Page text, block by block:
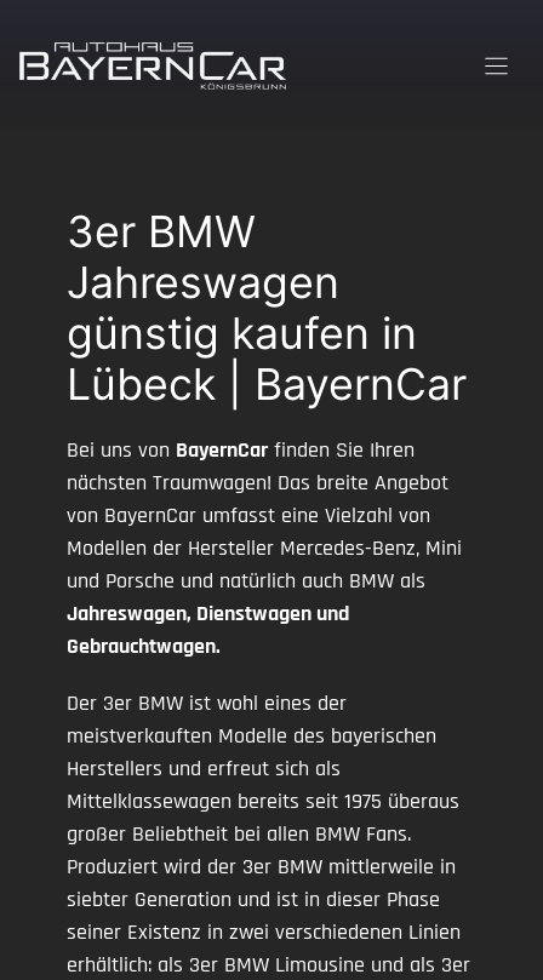
Inhalt
springen
3er BMW
Jahreswagen
günstig kaufen in
Lübeck | BayernCar
Bei uns von BayernCar finden Sie Ihren
nächsten Traumwagen! Das breite Angebot
von BayernCar umfasst eine Vielzahl von
Modellen der Hersteller Mercedes-Benz, Mini
und Porsche und natürlich auch BMW als
Jahreswagen, Dienstwagen und
Gebrauchtwagen.
Der 3er BMW ist wohl eines der
meistverkauften Modelle des bayerischen
Herstellers und erfreut sich als
Mittelklassewagen bereits seit 1975 überaus
großer Beliebtheit bei allen BMW Fans.
Produziert wird der 3er BMW mittlerweile in
siebter Generation und ist in dieser Phase
seiner Existenz in zwei verschiedenen Linien
erhältlich: als 3er BMW Limousine und als 3er